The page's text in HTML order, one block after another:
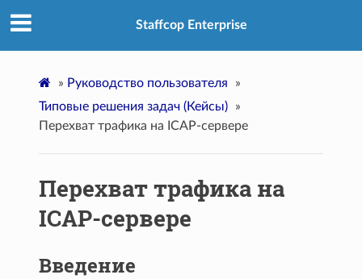
Staffcop Enterprise
» Руководство пользователя
»
Типовые решения задач (Кейсы)
»
Перехват трафика на ICAP-сервере
Перехват трафика на
ICAP-сервере
Введение